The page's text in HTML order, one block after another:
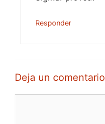
Responder
Deja un comentario